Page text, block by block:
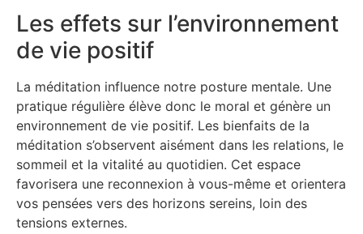
Les effets sur l’environnement
de vie positif
La méditation influence notre posture mentale. Une
pratique régulière élève donc le moral et génère un
environnement de vie positif. Les bienfaits de la
méditation s’observent aisément dans les relations, le
sommeil et la vitalité au quotidien. Cet espace
favorisera une reconnexion à vous-même et orientera
vos pensées vers des horizons sereins, loin des
tensions externes.